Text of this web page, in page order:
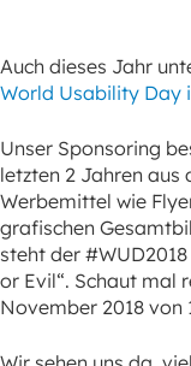
Auch dieses Jahr
World Usability Day
Unser Sponsoring
letzten 2 Jahren aus
Werbemittel wie
grafischen
steht der
or Evil“. Schaut mal
November 2018 von